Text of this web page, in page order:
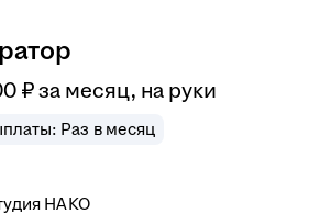
₽ за месяц, на руки
Раз в месяц
НAKO